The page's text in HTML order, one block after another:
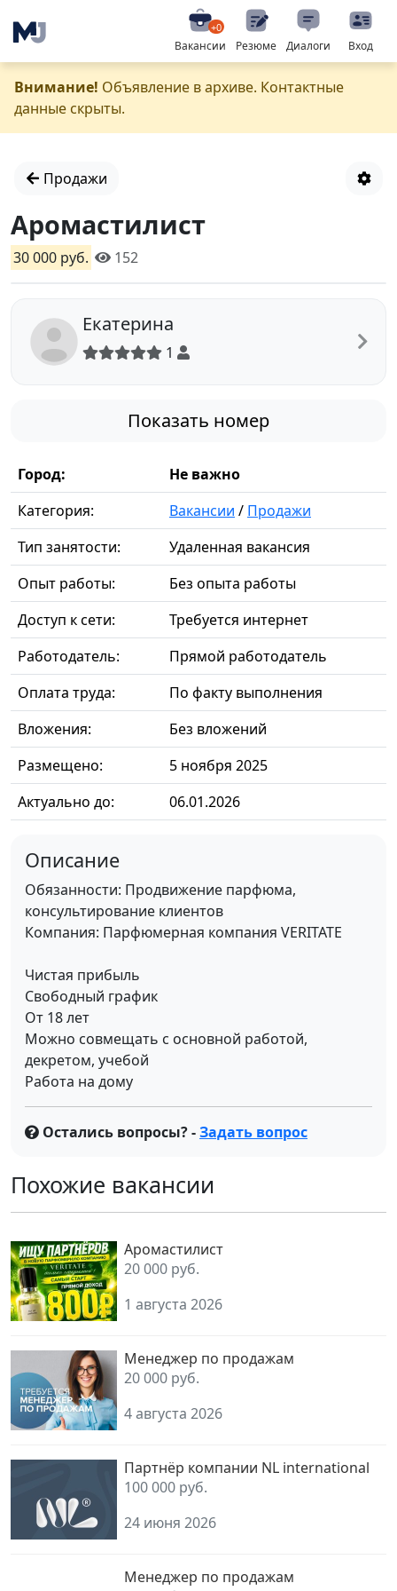
+0
Вакансии Резюме Диалоги Вход
Внимание! Объявление в архиве. Контактные
данные скрыты.
Продажи
Аромастилист
30 000 руб. 152
Екатерина
1
Показать номер
Город:
Не важно
Категория:
Вакансии / Продажи
Тип занятости:
Удаленная вакансия
Опыт работы:
Без опыта работы
Доступ к сети:
Требуется интернет
Работодатель:
Прямой работодатель
Оплата труда:
По факту выполнения
Вложения:
Без вложений
Размещено:
5 ноября 2025
Актуально до:
06.01.2026
Описание
Обязанности: Продвижение парфюма,
консультирование клиентов
Компания: Парфюмерная компания VERITATE
Чистая прибыль
Свободный график
От 18 лет
Можно совмещать с основной работой,
декретом, учебой
Работа на дому
Остались вопросы? -Задать вопрос
Похожие вакансии
Аромастилист
20 000 руб.
1 августа 2026
Менеджер по продажам
20 000 руб.
4 августа 2026
Партнёр компании NL international
100 000 руб.
24 июня 2026
Менеджер по продажам